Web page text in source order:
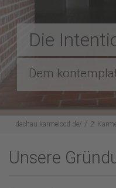
Die
Dem
dachau.karmelocd.de/ / 2:
Unsere